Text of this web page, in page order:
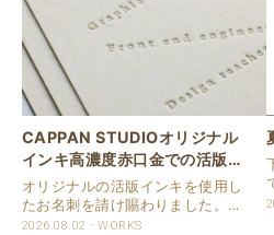
CAPPAN STUDIOオリジナル
インキ高濃度赤口金での活版名
刺
オリジナルの活版インキを使用し
たお名刺を請け賜わりました。
用紙は新バフン紙Nのきぬを使用
2026.08.02 WORKS